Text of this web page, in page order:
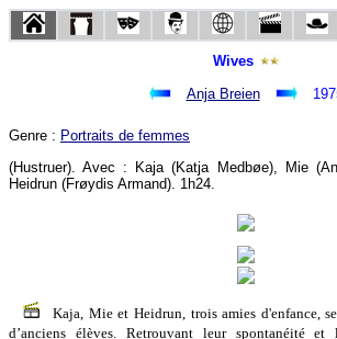
Wives
Anja Breien
Genre : Portraits de femmes
(Hustruer). Avec : Kaja (Katja Medbøe), Mie
Heidrun (Frøydis Armand). 1h24.
Kaja, Mie et Heidrun, trois amies d'enfance,
d’anciens élèves. Retrouvant leur spontanéité